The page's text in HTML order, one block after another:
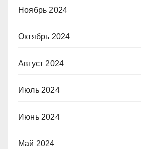
Ноябрь 2024
Октябрь 2024
Август 2024
Июль 2024
Июнь 2024
Май 2024